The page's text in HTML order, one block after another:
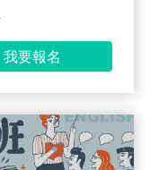
我要報名